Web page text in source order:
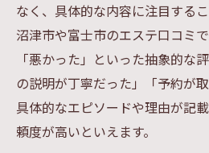
なく、具体的な内容に注目する
沼津市や富士市のエステ口コミ
「悪かった」といった抽象的な
の説明が丁寧だった」「予約が
具体的なエピソードや理由が記
頼度が高いといえます。